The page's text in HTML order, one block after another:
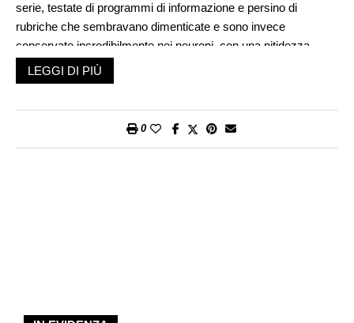
serie, testate di programmi di informazione e persino di
rubriche che sembravano dimenticate e sono invece
conservate incredibilmente nei neuroni, con una nitidezza
sorprendente. Dai ricordi, leggendo alcuni titoli, hanno fatto
capolino certe trepidazioni pomeridiane: in famiglia a volte non
puntata settimanale di uno sceneggiato, la trasmissione di
LEGGI DI PIÙ
0